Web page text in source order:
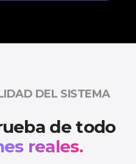
DEL SISTEMA
de todo
reales.